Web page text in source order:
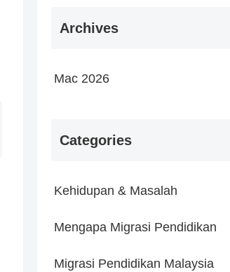
Archives
Mac 2026
Categories
Kehidupan & Masalah
Mengapa Migrasi Pendidikan
Migrasi Pendidikan Malaysia